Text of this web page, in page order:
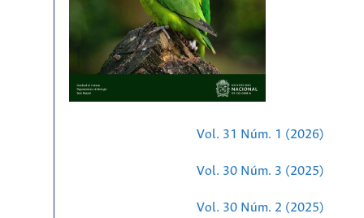
Vol. 31 Núm. 1 (2026)
Vol. 30 Núm. 3 (2025)
Vol. 30 Núm. 2 (2025)